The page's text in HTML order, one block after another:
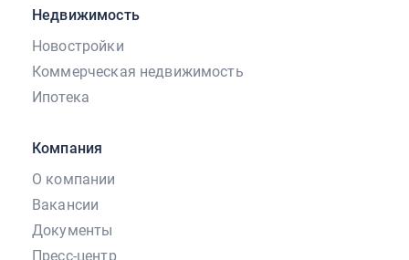
Недвижимость
Новостройки
Коммерческая недвижимость
Ипотека
Компания
О компании
Вакансии
Документы
Пресс-центр